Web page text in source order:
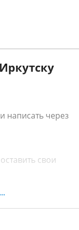
написать через
свои
30